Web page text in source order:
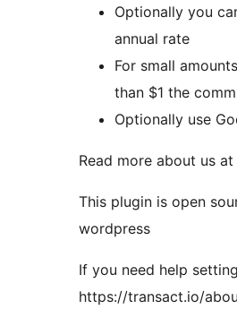
Optionally you can enable
annual rate
For small amounts,
than $1 the
Optionally use
Read more about us
This plugin is open source. Source code is available at https://gitlab.com/
wordpress
If you need help
https://transact.io/